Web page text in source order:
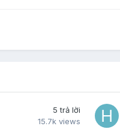
5 trả lời
15.7k views